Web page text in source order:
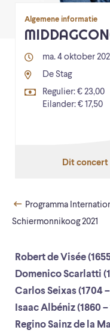
Robert de Visée
Domenico Scarlatti
Carlos Seixas (1704 –
Isaac Albéniz (1860 –
Regino Sainz de la
Algemene informatie
ma. 4 oktober
De Stag
Regulier: € 23,00
Eilander: € 17,50
Dit concert
Programma
Schiermonnikoog 2021